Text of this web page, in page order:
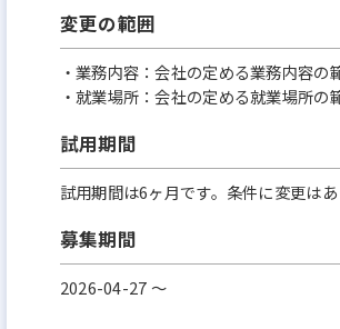
変更の範囲
・業務内容：会社の定める業務内容の
・就業場所：会社の定める就業場所の
試用期間
試用期間は6ヶ月です。条件に変更はあ
募集期間
2026-04-27 〜